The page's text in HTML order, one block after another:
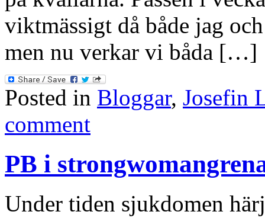
viktmässigt då både jag
men nu verkar vi båda […]
Posted in Bloggar, Josefin
comment
PB i
Under tiden sjukdomen